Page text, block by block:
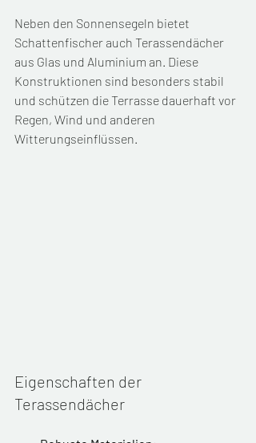
Neben den Sonnensegeln bietet
Schattenfischer auch Terassendächer
aus Glas und Aluminium an. Diese
Konstruktionen sind besonders stabil
und schützen die Terrasse dauerhaft vor
Regen, Wind und anderen
Witterungseinflüssen.
Eigenschaften der
Terassendächer